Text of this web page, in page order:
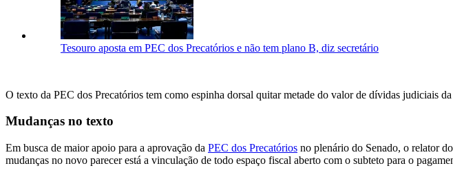
Tesouro aposta em PEC dos Precatórios e não tem plano B, diz secretário
O texto da PEC dos Precatórios tem como espinha dorsal quitar metade do valor de dívidas judiciais
Mudanças no texto
Em busca de maior apoio para a aprovação da PEC dos Precatórios no plenário do Senado, o relator
mudanças no novo parecer está a vinculação de todo espaço fiscal aberto com o subteto para o